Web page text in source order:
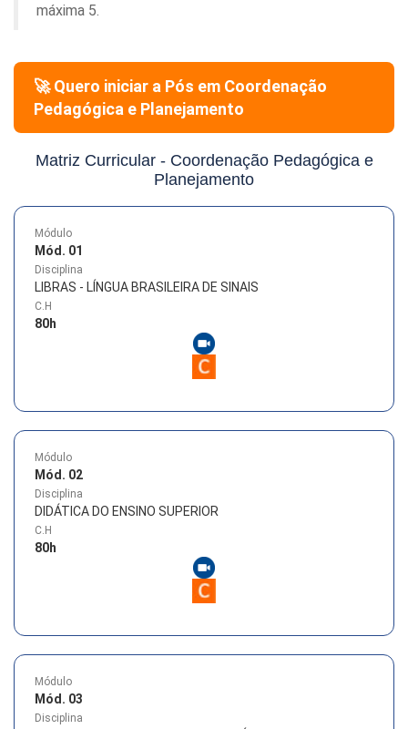
máxima 5.
🚀 Quero iniciar a Pós em Coordenação
Pedagógica e Planejamento
Matriz Curricular - Coordenação Pedagógica e
Planejamento
Módulo
Mód. 01
Disciplina
LIBRAS - LÍNGUA BRASILEIRA DE SINAIS
C.H
80h
Módulo
Mód. 02
Disciplina
DIDÁTICA DO ENSINO SUPERIOR
C.H
80h
Módulo
Mód. 03
Disciplina